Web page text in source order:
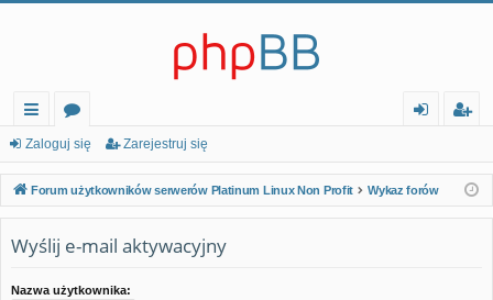
ię
ce
j…
or
a
og
uj
ej
es
Zaloguj się Zarejestruj się
Forum użytkowników serwerów Platinum Linux Non Profit Wykaz forów
Wyślij e-mail aktywacyjny
Nazwa użytkownika: